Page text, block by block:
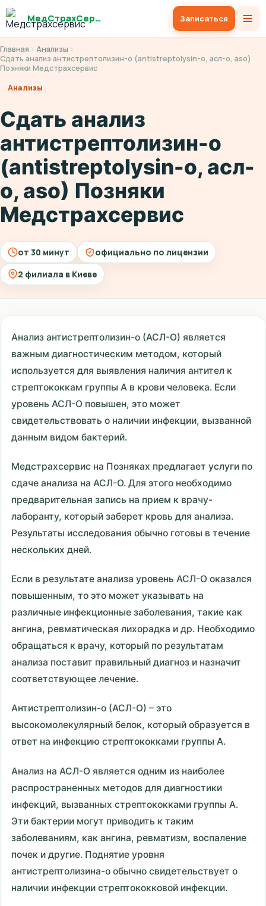
МедСтрахСервис Записаться
Главная
Анализы
Сдать анализ антистрептолизин-о (antistreptolysin-o, асл-о, aso)
Позняки Медстрахсервис
Анализы
Сдать анализ
антистрептолизин-о
(antistreptolysin-o, асл-
о, aso) Позняки
Медстрахсервис
от 30 минут
официально по лицензии
2 филиала в Киеве
Анализ антистрептолизин-о (АСЛ-О) является
важным диагностическим методом, который
используется для выявления наличия антител к
стрептококкам группы A в крови человека. Если
уровень АСЛ-О повышен, это может
свидетельствовать о наличии инфекции, вызванной
данным видом бактерий.
Медстрахсервис на Позняках предлагает услуги по
сдаче анализа на АСЛ-О. Для этого необходимо
предварительная запись на прием к врачу-
лаборанту, который заберет кровь для анализа.
Результаты исследования обычно готовы в течение
нескольких дней.
Если в результате анализа уровень АСЛ-О оказался
повышенным, то это может указывать на
различные инфекционные заболевания, такие как
ангина, ревматическая лихорадка и др. Необходимо
обращаться к врачу, который по результатам
анализа поставит правильный диагноз и назначит
соответствующее лечение.
Антистрептолизин-о (АСЛ-О) – это
высокомолекулярный белок, который образуется в
ответ на инфекцию стрептококками группы A.
Анализ на АСЛ-О является одним из наиболее
распространенных методов для диагностики
инфекций, вызванных стрептококками группы A.
Эти бактерии могут приводить к таким
заболеваниям, как ангина, ревматизм, воспаление
почек и другие. Поднятие уровня
антистрептолизина-о обычно свидетельствует о
наличии инфекции стрептококковой инфекции.